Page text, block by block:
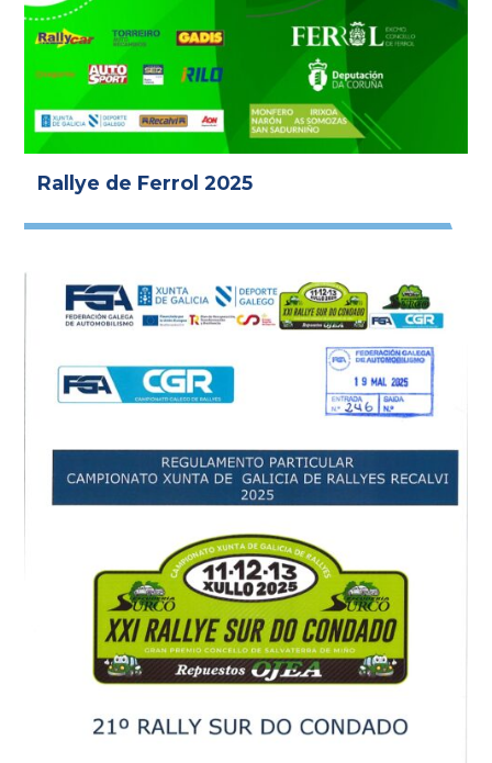
Rallye de Ferrol 2025